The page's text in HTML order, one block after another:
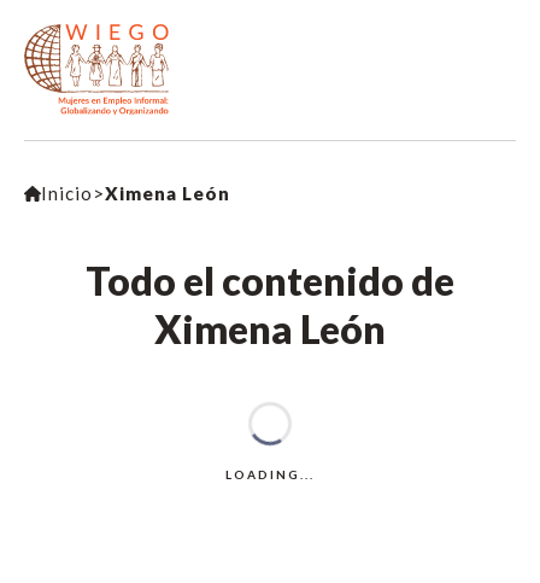
Inicio >Ximena León
Todo el contenido de
Ximena León